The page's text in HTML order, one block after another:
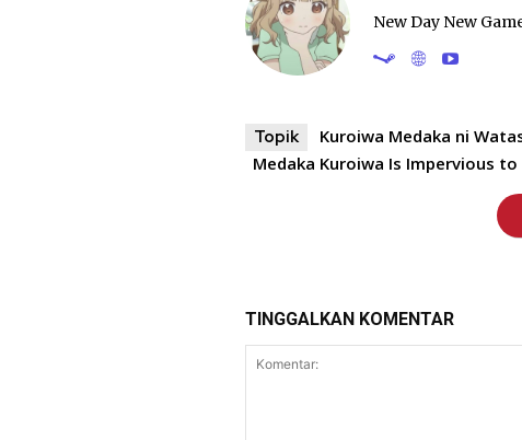
New Day New
Topik
Kuroiwa Medaka ni
Medaka Kuroiwa Is Impervious to
TINGGALKAN KOMENTAR